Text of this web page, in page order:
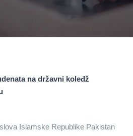
na državni koleđž
Islamske Republike Pakistan